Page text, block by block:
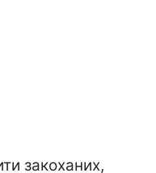
закоханих,